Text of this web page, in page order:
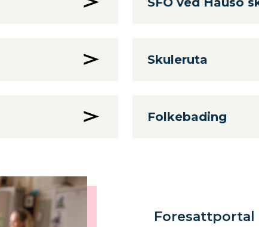
Skuleruta
Folkebading
Foresattportal